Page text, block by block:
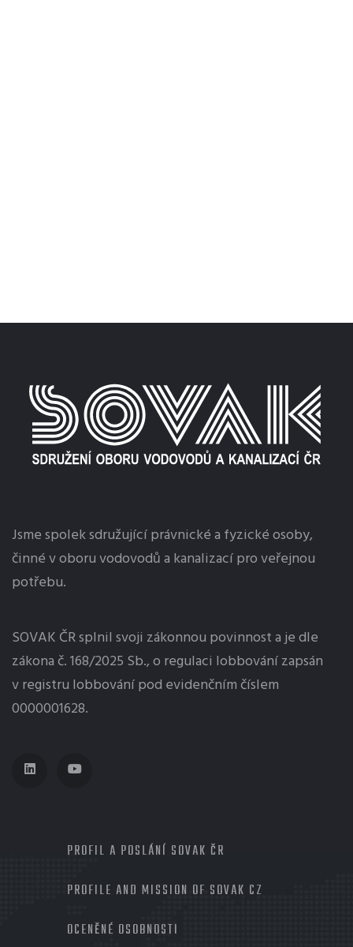
Jsme spolek sdružující právnické a fyzické osoby,
činné v oboru vodovodů a kanalizací pro veřejnou
potřebu.
SOVAK ČR splnil svoji zákonnou povinnost a je dle
zákona č. 168/2025 Sb., o regulaci lobbovánízapsán
v registru lobbování pod evidenčním číslem
0000001628.
PROFIL A POSLÁNÍ SOVAK ČR
PROFILE AND MISSION OF SOVAK CZ
OCENĚNÉ OSOBNOSTI